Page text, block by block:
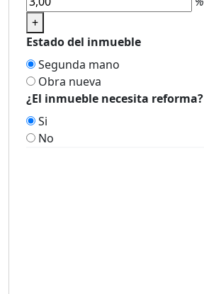
+
Estado del inmueble
Segunda mano
Obra nueva
¿El inmueble necesita reforma?
Si
No